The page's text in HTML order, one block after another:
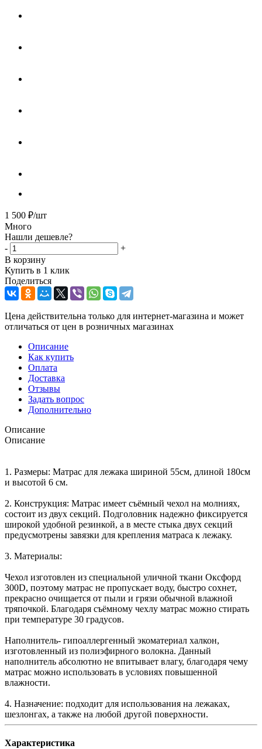
1 500 ₽/шт
Много
Нашли дешевле?
-
+
В корзину
Купить в 1 клик
Поделиться
Цена действительна только для интернет-магазина и может
отличаться от цен в розничных магазинах
Описание
Как купить
Оплата
Доставка
Отзывы
Задать вопрос
Дополнительно
Описание
Описание
1. Размеры: Матрас для лежака шириной 55см, длиной 180см
и высотой 6 см.
2. Конструкция: Матрас имеет съёмный чехол на молниях,
состоит из двух секций. Подголовник надежно фиксируется
широкой удобной резинкой, а в месте стыка двух секций
предусмотрены завязки для крепления матраса к лежаку.
3. Материалы:
Чехол изготовлен из специальной уличной ткани Оксфорд
300D, поэтому матрас не пропускает воду, быстро сохнет,
прекрасно очищается от пыли и грязи обычной влажной
тряпочкой. Благодаря съёмному чехлу матрас можно стирать
при температуре 30 градусов.
Наполнитель- гипоаллергенный экоматериал халкон,
изготовленный из полиэфирного волокна. Данный
наполнитель абсолютно не впитывает влагу, благодаря чему
матрас можно использовать в условиях повышенной
влажности.
4. Назначение: подходит для использования на лежаках,
шезлонгах, а также на любой другой поверхности.
Характеристика